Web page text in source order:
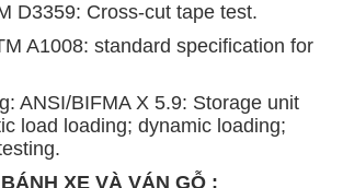
D3359: Cross-cut tape test.
A1008: standard specification for
ANSI/BIFMA X 5.9: Storage unit
load loading; dynamic loading;
XE VÀ VÁN GỖ :